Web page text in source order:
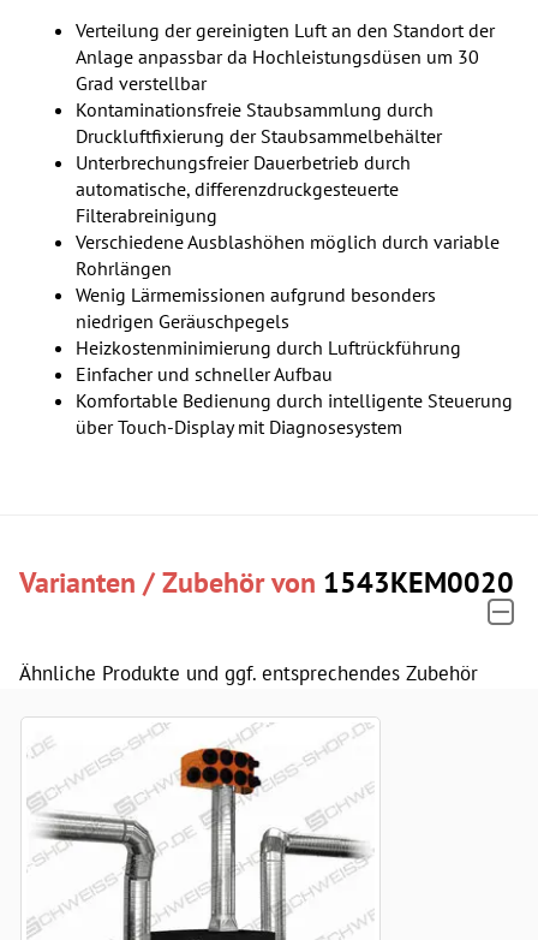
Verteilung der gereinigten Luft an den Standort der
Anlage anpassbar da Hochleistungsdüsen um 30
Grad verstellbar
Kontaminationsfreie Staubsammlung durch
Druckluftfixierung der Staubsammelbehälter
Unterbrechungsfreier Dauerbetrieb durch
automatische, differenzdruckgesteuerte
Filterabreinigung
Verschiedene Ausblashöhen möglich durch variable
Rohrlängen
Wenig Lärmemissionen aufgrund besonders
niedrigen Geräuschpegels
Heizkostenminimierung durch Luftrückführung
Einfacher und schneller Aufbau
Komfortable Bedienung durch intelligente Steuerung
über Touch-Display mit Diagnosesystem
Varianten / Zubehör von 1543KEM0020
Ähnliche Produkte und ggf. entsprechendes Zubehör